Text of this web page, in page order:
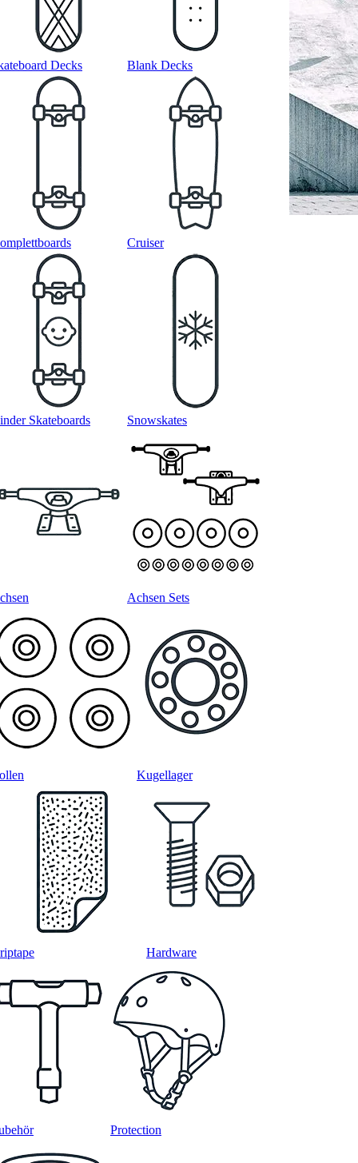
Decks Blank Decks
Cruiser
Skateboards Snowskates
Achsen Sets
Kugellager
Hardware
Protection